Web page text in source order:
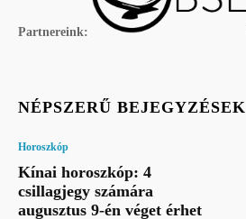
Partnereink:
NÉPSZERŰ BEJEGYZÉSEK
Horoszkóp
Kínai horoszkóp: 4
csillagjegy számára
augusztus 9-én véget érhet